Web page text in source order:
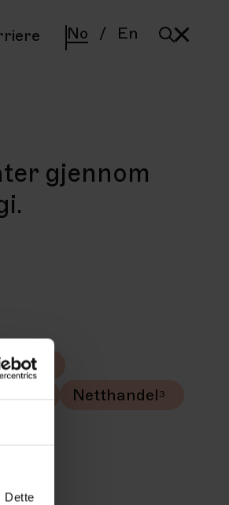
Dette
No / En
gjennom
jobb
GEO
Netthandel